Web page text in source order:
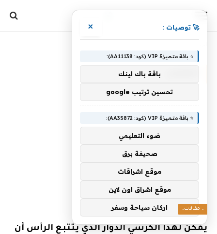
، مقالات،
يمكن لهذا الكرسي الدوار الذي يتتبع الرأس أن
🚀 توصيات : ×
⭐ باقة متميزة VIP (كود: AA11138):
باقة باك لينك
تحسين ترتيب google
⭐ باقة متميزة VIP (كود: AA35872):
ضوء التعليمي
صحيفة برق
موقع اشراقات
موقع اشراق اون لاين
اركان سياحة وسفر